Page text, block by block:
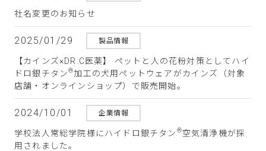
社名変更のお知らせ
2025/01/29 製品情報
【カインズ×DR.C医薬】 ペットと人の花粉対策としてハイ
ドロ銀チタン®加工の犬用ペットウェアがカインズ（対象
店舗・オンラインショップ）で販売開始。
2024/10/01 企業情報
学校法人常総学院様にハイドロ銀チタン ®空気清浄機が採
用されました。